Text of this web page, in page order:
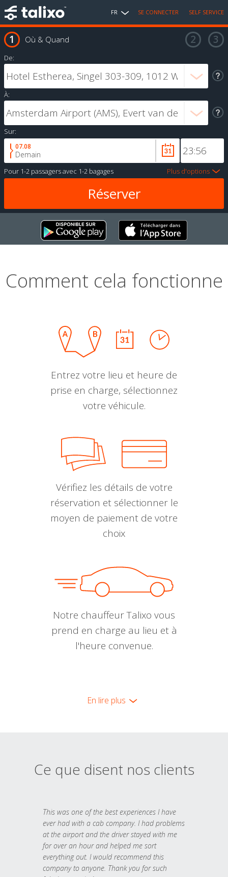
FR SE CONNECTER SELF SERVICE
Où & Quand
De:
À:
Sur:
07.08
Demain
Pour 1-2 passagersavec 1-2 bagages Plus d'options
Comment cela fonctionne
Entrez votre lieu et heure de
prise en charge, sélectionnez
votre véhicule.
Vérifiez les détails de votre
réservation et sélectionner le
moyen de paiement de votre
choix
Notre chauffeur Talixo vous
prend en charge au lieu et à
l'heure convenue.
En lire plus
Ce que disent nos clients
This was one of the best experiences I have
ever had with a cab company. I had problems
at the airport and the driver stayed with me
for over an hour and helped me sort
everything out. I would recommend this
company to anyone. Thank you for such